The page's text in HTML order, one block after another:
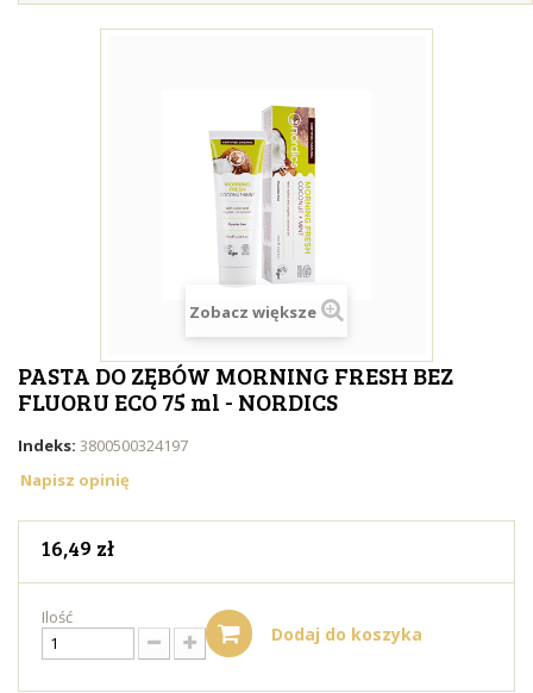
Zobacz większe
PASTA DO ZĘBÓW MORNING FRESH BEZ
FLUORU ECO 75 ml - NORDICS
Indeks: 3800500324197
Napisz opinię
16,49 zł
Ilość
Dodaj do koszyka